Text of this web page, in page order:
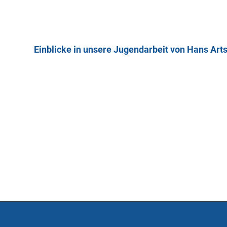
Einblicke in unsere Jugendarbeit von Hans